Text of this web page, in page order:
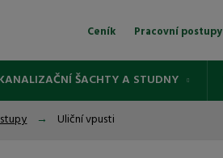
Ceník Pracovní postupy
ŠACHTY A STUDNY
Uliční vpusti